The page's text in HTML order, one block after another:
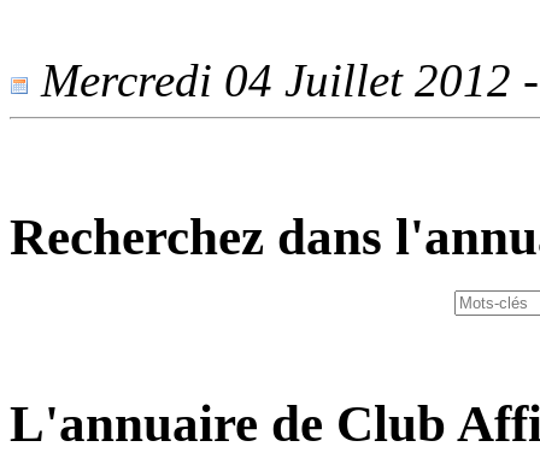
Mercredi 04 Juillet 2012
Recherchez dans
L'annuaire de Club